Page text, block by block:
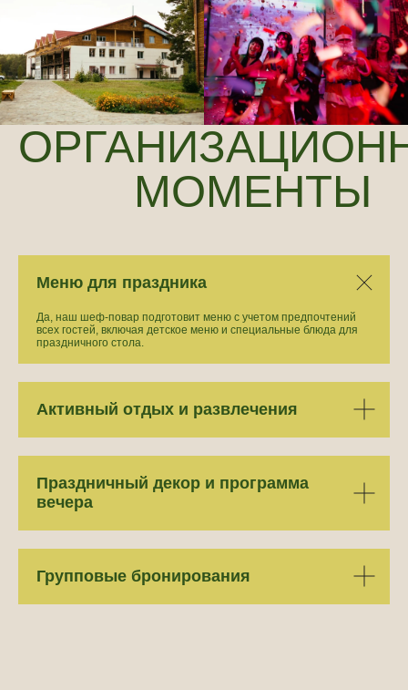
Меню для праздника
Да, наш шеф-повар подготовит меню с учетом предпочтений
всех гостей, включая детское меню и специальные блюда для
праздничного стола.
Активный отдых и развлечения
Праздничный декор и программа
вечера
Групповые бронирования
Адрес
Пионерская ул.10,
посёлок Аракуль
Отдел бронирования
Для групповых бронирований
+7 950 743 55 57